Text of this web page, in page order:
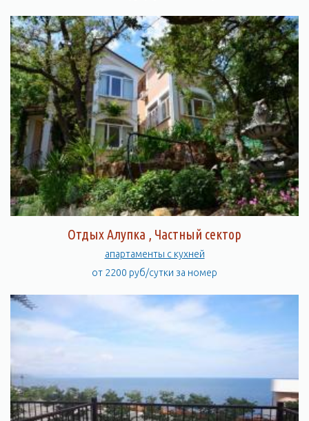
Отдых Алупка , Частный сектор
апартаменты с кухней
от 2200 руб/сутки за номер